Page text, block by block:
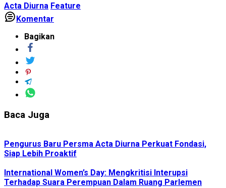
Acta Diurna Feature
Komentar
Bagikan
Baca Juga
Pengurus Baru Persma Acta Diurna Perkuat Fondasi,
Siap Lebih Proaktif
International Women’s Day: Mengkritisi Interupsi
Terhadap Suara Perempuan Dalam Ruang Parlemen